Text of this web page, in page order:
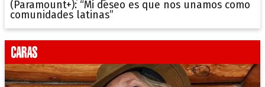
(Paramount+): “Mi deseo es que nos unamos como
comunidades latinas”